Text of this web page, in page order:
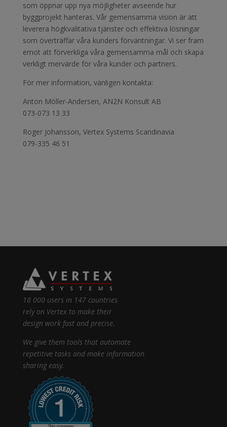
som öppnar upp nya möjligheter avseende hur
byggprojekt hanteras. Vår gemensamma vision är att
leverera högkvalitativa tjänster och effektiva lösningar
som överträffar våra kunders förväntningar. Vi ser fram
emot att förverkliga våra gemensamma mål och skapa
verkligt mervärde för våra kunder och partners.
För mer information, vänligen kontakta:
Anton Möller-Andersen, AN2N Konsult AB
073-073 13 33
Roger Johansson, Vertex Systems Scandinavia
079-335 46 51
18 000 users in 147 countries
rely on Vertex to make their
design work fast and precise.
We give them tools that automate
repetitive tasks and make information
sharing easy.